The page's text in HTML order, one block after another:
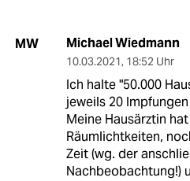
MW Michael Wiedmann
10.03.2021, 18:52 Uhr
Ich halte "50.000
jeweils 20
Meine Hausärztin
Räumlichtkeiten,
Zeit (wg. der
Nachbeobachtung!)